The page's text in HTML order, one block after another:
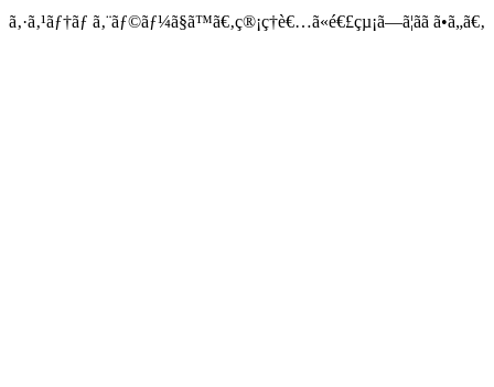
ã‚·ã‚¹ãƒ†ãƒ ã‚¨ãƒ©ãƒ¼ã§ã™ã€‚ç®¡ç†è€…ã«é€£çµ¡ã—ã¦ãã ã•ã„ã€‚